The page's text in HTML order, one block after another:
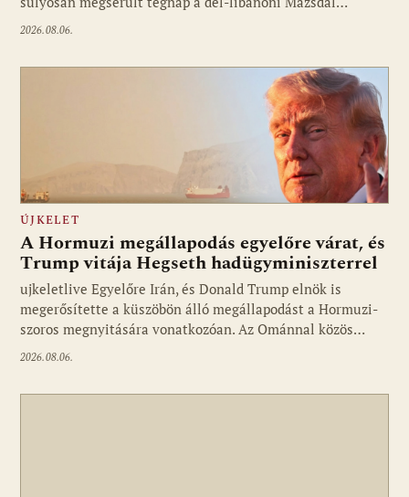
2026.08.06.
Fotó: ujkelet.live
ÚJKELET
A Hormuzi megállapodás egyelőre várat, és
Trump vitája Hegseth hadügyminiszterrel
ujkeletlive Egyelőre Irán, és Donald Trump elnök is
megerősítette a küszöbön álló megállapodást a Hormuzi-
szoros megnyitására vonatkozóan. Az Ománnal közös…
2026.08.06.